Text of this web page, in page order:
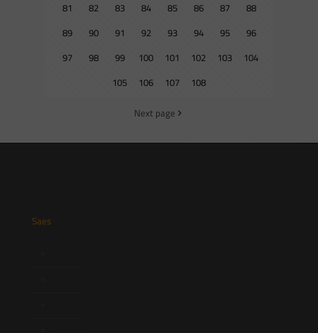
81
82 83 84 85 86 87
88
89
90 91 92 93 94 95
96
97
98 99 100 101 102 103
104
105
106 107 108
Next page
Saes